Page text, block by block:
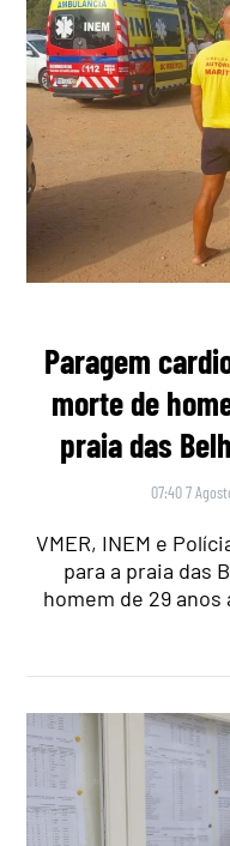
Paragem
morte de
praia das
07:40 7
VMER, INEM e
para a praia das
homem de 29